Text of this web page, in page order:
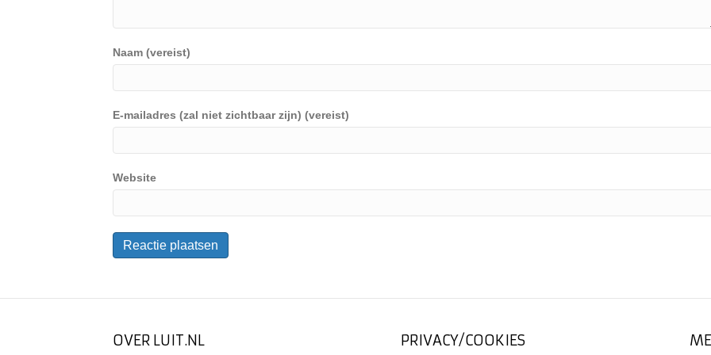
Naam (vereist)
E-mailadres (zal niet zichtbaar zijn) (vereist)
Website
OVER LUIT.NL PRIVACY/COOKIES